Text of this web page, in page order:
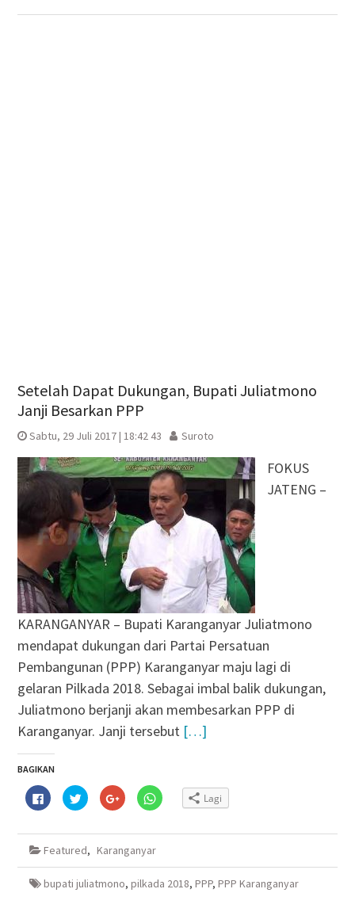
Setelah Dapat Dukungan, Bupati Juliatmono
Janji Besarkan PPP
Sabtu, 29 Juli 2017 | 18:42 43 Suroto
FOKUS
JATENG –
KARANGANYAR – Bupati Karanganyar Juliatmono
mendapat dukungan dari Partai Persatuan
Pembangunan (PPP) Karanganyar maju lagi di
gelaran Pilkada 2018. Sebagai imbal balik dukungan,
Juliatmono berjanji akan membesarkan PPP di
Karanganyar. Janji tersebut […]
BAGIKAN
Klik
untuk
membagikan
Facebook(Membuka
jendela
baru)
Klik
untuk
berbagi
Twitter(Membuka
jendela
baru)
Klik
untuk
berbagi
Google+
di
yang
baru)
Klik
untuk
WhatsApp(Membuka
baru)
Lagi
Featured, Karanganyar
bupati juliatmono, pilkada 2018, PPP, PPP Karanganyar